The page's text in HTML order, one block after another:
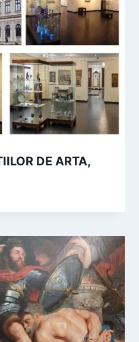
DE ARTA,